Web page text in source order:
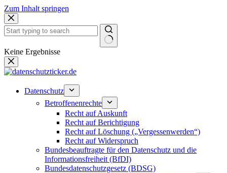
Zum Inhalt springen
Keine Ergebnisse
Datenschutz
Betroffenenrechte
Recht auf Auskunft
Recht auf Berichtigung
Recht auf Löschung („Vergessenwerden“)
Recht auf Widerspruch
Bundesbeauftragte für den Datenschutz und die
Informationsfreiheit (BfDI)
Bundesdatenschutzgesetz (BDSG)